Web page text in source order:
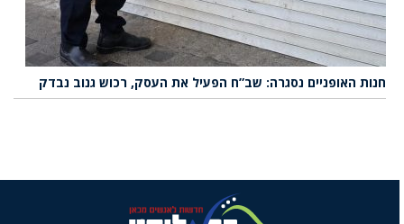
חנות האופניים נסגרה: שב”ח הפעיל את העסק, רכוש גנוב נבדק